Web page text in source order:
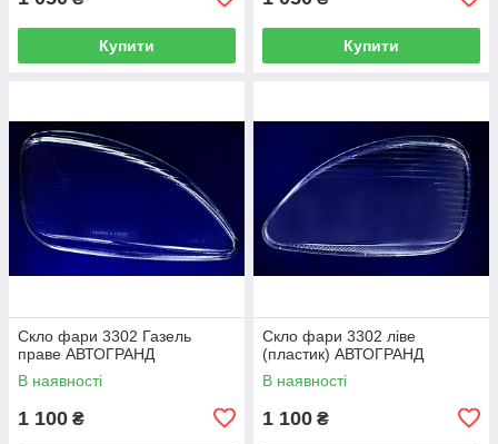
Купити Купити
Скло фари 3302 Газель
праве АВТОГРАНД
В наявності
1 100 ₴
Скло фари 3302 ліве
(пластик) АВТОГРАНД
В наявності
1 100 ₴